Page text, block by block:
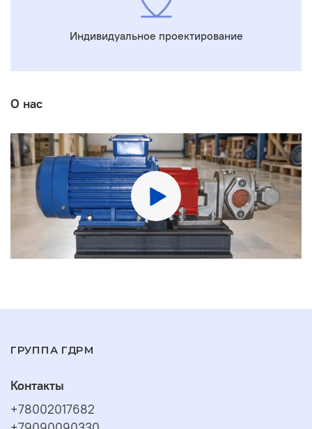
Индивидуальное проектирование
О нас
ГРУППА ГДРМ
Контакты
+78002017682